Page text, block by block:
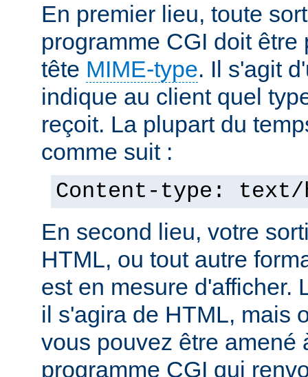
En premier lieu, toute
programme CGI doit être
tête MIME-type. Il s'agit
indique au client quel
reçoit. La plupart du
comme suit :
Content-type: text/
En second lieu, votre
HTML, ou tout autre
est en mesure d'afficher.
il s'agira de HTML, mais
vous pouvez être amené
programme CGI qui